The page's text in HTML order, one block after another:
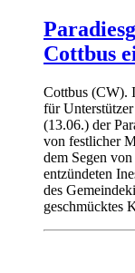
Cottbus
Cottbus (CW).
für
(13.06.) der
von festlicher
dem Segen
entzündeten
des